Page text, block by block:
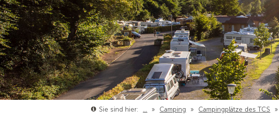
Sie sind hier: … » Camping » Campingplätze des TCS »